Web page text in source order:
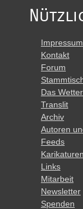
Kontakt
Forum
Das
Translit
Archiv
Autoren
Feeds
Karikaturen
Links
Mitarbeit
Newsletter
Spenden